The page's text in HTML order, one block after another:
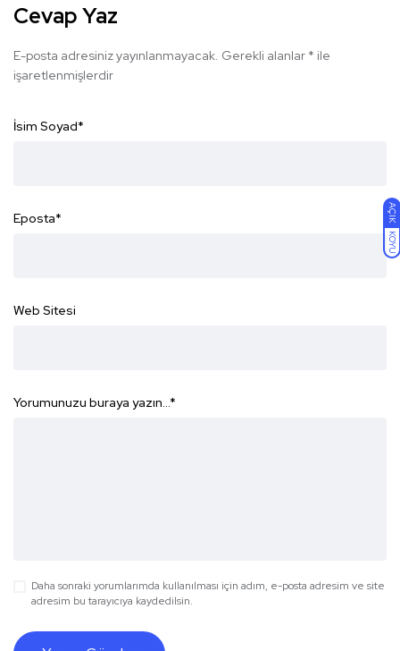
AÇIK
KOYU
Cevap Yaz
E-posta adresiniz yayınlanmayacak. Gerekli alanlar * ile
işaretlenmişlerdir
İsim Soyad*
Eposta*
Web Sitesi
Yorumunuzu buraya yazın... *
Daha sonraki yorumlarımda kullanılması için adım, e-posta adresim ve site
adresim bu tarayıcıya kaydedilsin.